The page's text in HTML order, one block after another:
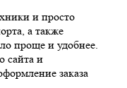
и просто
а также
проще и удобнее.
сайта и
заказа